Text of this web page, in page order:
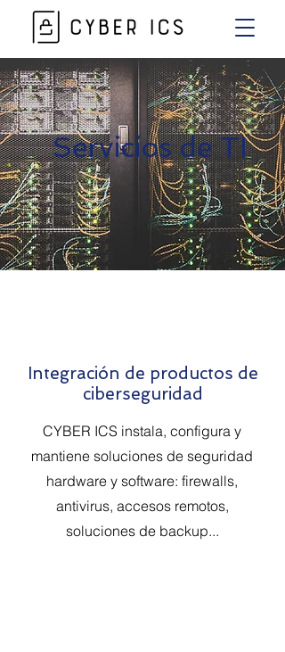
Servicios de TI
Integración de productos de
ciberseguridad
CYBER ICS instala, configura y
mantiene soluciones de seguridad
hardware y software: firewalls,
antivirus, accesos remotos,
soluciones de backup...